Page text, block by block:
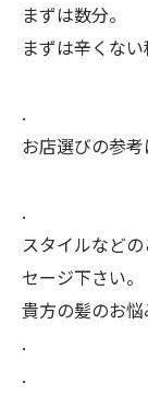
まずは数分。
まずは辛くな
.
お店選びの参
.
スタイルなど
セージ下さい。
貴方の髪のお悩
.
.